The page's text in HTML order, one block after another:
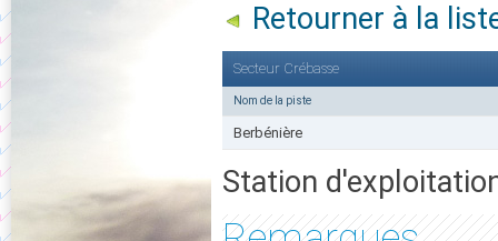
Retourner à la
Secteur Crébasse
Nom de la piste
Berbénière
Station